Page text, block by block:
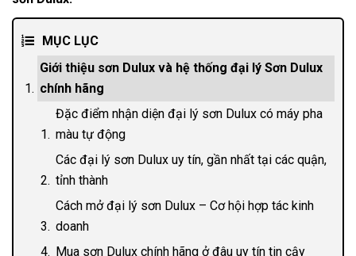
MỤC LỤC
Giới thiệu sơn Dulux và hệ thống đại lý Sơn Dulux
chính hãng
Đặc điểm nhận diện đại lý sơn Dulux có máy pha
màu tự động
Các đại lý sơn Dulux uy tín, gần nhất tại các quận,
tỉnh thành
Cách mở đại lý sơn Dulux – Cơ hội hợp tác kinh
doanh
Mua sơn Dulux chính hãng ở đâu uy tín tin cậy